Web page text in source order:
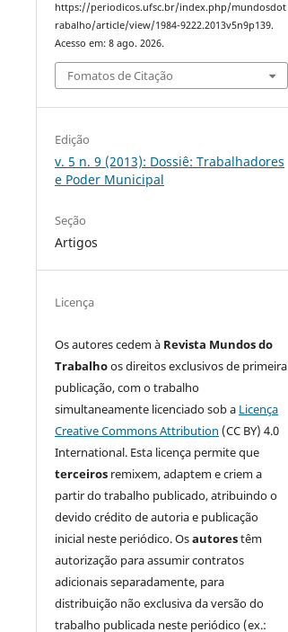
https://periodicos.ufsc.br/index.php/mundosdot
rabalho/article/view/1984-9222.2013v5n9p139.
Acesso em: 8 ago. 2026.
Fomatos de Citação
Edição
v. 5 n. 9 (2013): Dossiê: Trabalhadores
e Poder Municipal
Seção
Artigos
Licença
Os autores cedem à Revista Mundos do
Trabalhoos direitos exclusivos de primeira
publicação, com o trabalho
simultaneamente licenciado sob a Licença
Creative Commons Attribution (CC BY) 4.0
International. Esta licença permite que
terceiros remixem, adaptem e criem a
partir do trabalho publicado, atribuindo o
devido crédito de autoria e publicação
inicial neste periódico. Osautorestêm
autorização para assumir contratos
adicionais separadamente, para
distribuição não exclusiva da versão do
trabalho publicada neste periódico (ex.: